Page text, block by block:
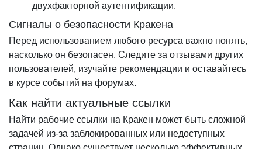
двухфакторной аутентификации.
Сигналы о безопасности Кракена
Перед использованием любого ресурса важно понять,
насколько он безопасен. Следите за отзывами других
пользователей, изучайте рекомендации и оставайтесь
в курсе событий на форумах.
Как найти актуальные ссылки
Найти рабочие ссылки на Кракен может быть сложной
задачей из-за заблокированных или недоступных